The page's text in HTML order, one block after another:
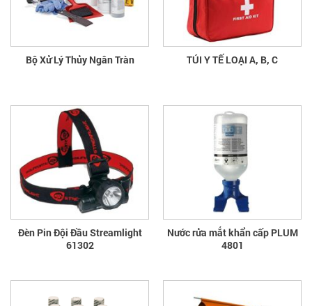
Bộ Xử Lý Thủy Ngân Tràn TÚI Y TẾ LOẠI A, B, C
Đèn Pin Đội Đầu Streamlight
61302
Nước rửa mắt khẩn cấp PLUM
4801